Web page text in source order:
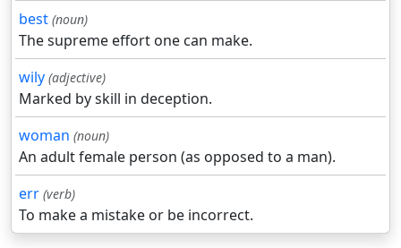
best (noun)
The supreme effort one can make.
wily (adjective)
Marked by skill in deception.
woman (noun)
An adult female person (as opposed to a man).
err (verb)
To make a mistake or be incorrect.